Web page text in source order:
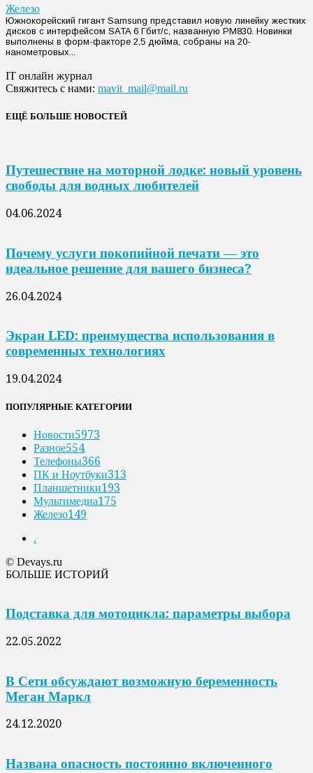
Железо
Южнокорейский гигант Samsung представил новую линейку жестких
дисков с интерфейсом SATA 6 Гбит/с, названную PM830. Новинки
выполнены в форм-факторе 2,5 дюйма, собраны на 20-
нанометровых...
IT онлайн журнал
Свяжитесь с нами: mavit_mail@mail.ru
ЕЩЁ БОЛЬШЕ НОВОСТЕЙ
Путешествие на моторной лодке: новый уровень
свободы для водных любителей
04.06.2024
Почему услуги покопийной печати — это
идеальное решение для вашего бизнеса?
26.04.2024
Экран LED: преимущества использования в
современных технологиях
19.04.2024
ПОПУЛЯРНЫЕ КАТЕГОРИИ
Новости5973
Разное554
Телефоны366
ПК и Ноутбуки313
Планшетники193
Мультимедиа175
Железо149
.
© Devays.ru
БОЛЬШЕ ИСТОРИЙ
Подставка для мотоцикла: параметры выбора
22.05.2022
В Сети обсуждают возможную беременность
Меган Маркл
24.12.2020
Названа опасность постоянно включенного